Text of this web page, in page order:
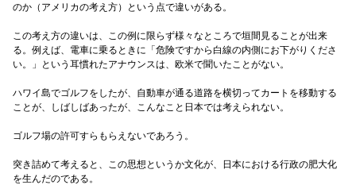
のか（アメリカの考え方）という点で違いがある。
この考え方の違いは、この例に限らず様々なところで垣間見ることが出来
る。例えば、電車に乗るときに「危険ですから白線の内側にお下がりくださ
い。」という耳慣れたアナウンスは、欧米で聞いたことがない。
ハワイ島でゴルフをしたが、自動車が通る道路を横切ってカートを移動する
ことが、しばしばあったが、こんなこと日本では考えられない。
ゴルフ場の許可すらもらえないであろう。
突き詰めて考えると、この思想というか文化が、日本における行政の肥大化
を生んだのである。